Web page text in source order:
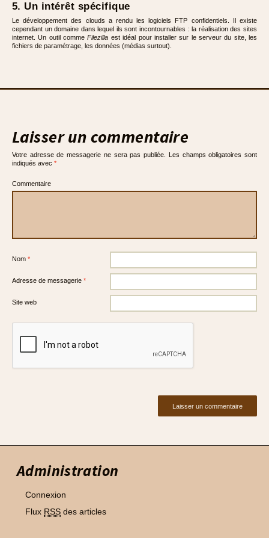
5. Un intérêt spécifique
Le développement des clouds a rendu les logiciels FTP confidentiels. Il existe
cependant un domaine dans lequel ils sont incontournables : la réalisation des sites
internet. Un outil commeFilezilla est idéal pour installer sur le serveur du site, les
fichiers de paramétrage, les données (médias surtout).
Laisser un commentaire
Votre adresse de messagerie ne sera pas publiée.
Les champs obligatoires sont
indiqués avec *
Commentaire
Nom *
Adresse de messagerie *
Site web
Administration
Connexion
Flux RSS des articles